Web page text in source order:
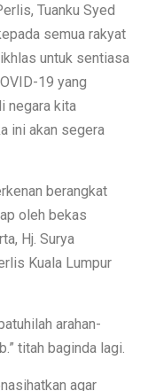
Tuanku Syed
semua rakyat
untuk sentiasa
19 yang
negara kita
ini akan segera
berangkat
oleh bekas
Hj. Surya
Kuala Lumpur
arahan-
titah baginda lagi.
agar